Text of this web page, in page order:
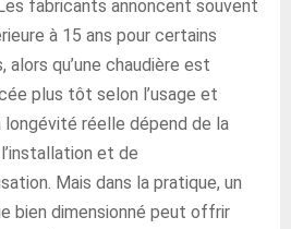
fabricants annoncent souvent
à 15 ans pour certains
qu’une chaudière est
plus tôt selon l’usage et
longévité réelle dépend de la
et de
Mais dans la pratique, un
bien dimensionné peut offrir